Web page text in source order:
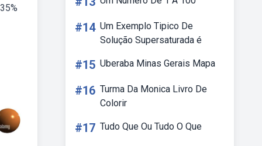
#14 Um Exemplo Tipico De
Solução Supersaturada é
#15 Uberaba Minas Gerais Mapa
#16 Turma Da Monica Livro De
Colorir
#17 Tudo Que Ou Tudo O Que